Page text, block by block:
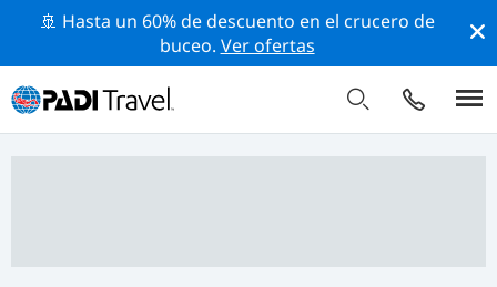
🚢 Hasta un 60% de descuento en el crucero de
buceo. Ver ofertas